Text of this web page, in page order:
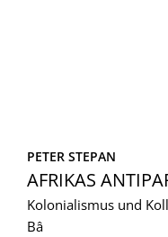
PETER STEPAN
AFRIKAS
Kolonialismus und
Bâ